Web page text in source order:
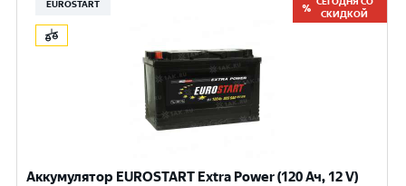
EUROSTART
СКИДКОЙ
Аккумулятор EUROSTART Extra Power (120 Ач, 12 V)